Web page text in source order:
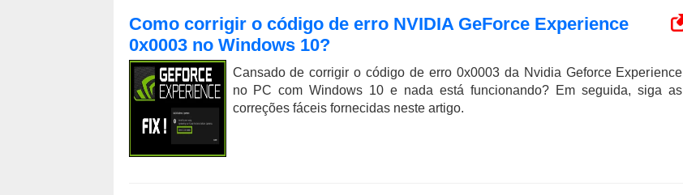
Como corrigir o código de erro NVIDIA GeForce Experience
0x0003 no Windows 10?
Cansado de corrigir o código de erro 0x0003 da Nvidia Geforce Experience
no PC com Windows 10 e nada está funcionando? Em seguida, siga as
correções fáceis fornecidas neste artigo.